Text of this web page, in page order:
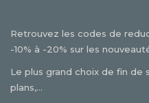
Retrouvez les codes de
-10% à -20% sur les
Le plus grand choix de fin de
plans,...